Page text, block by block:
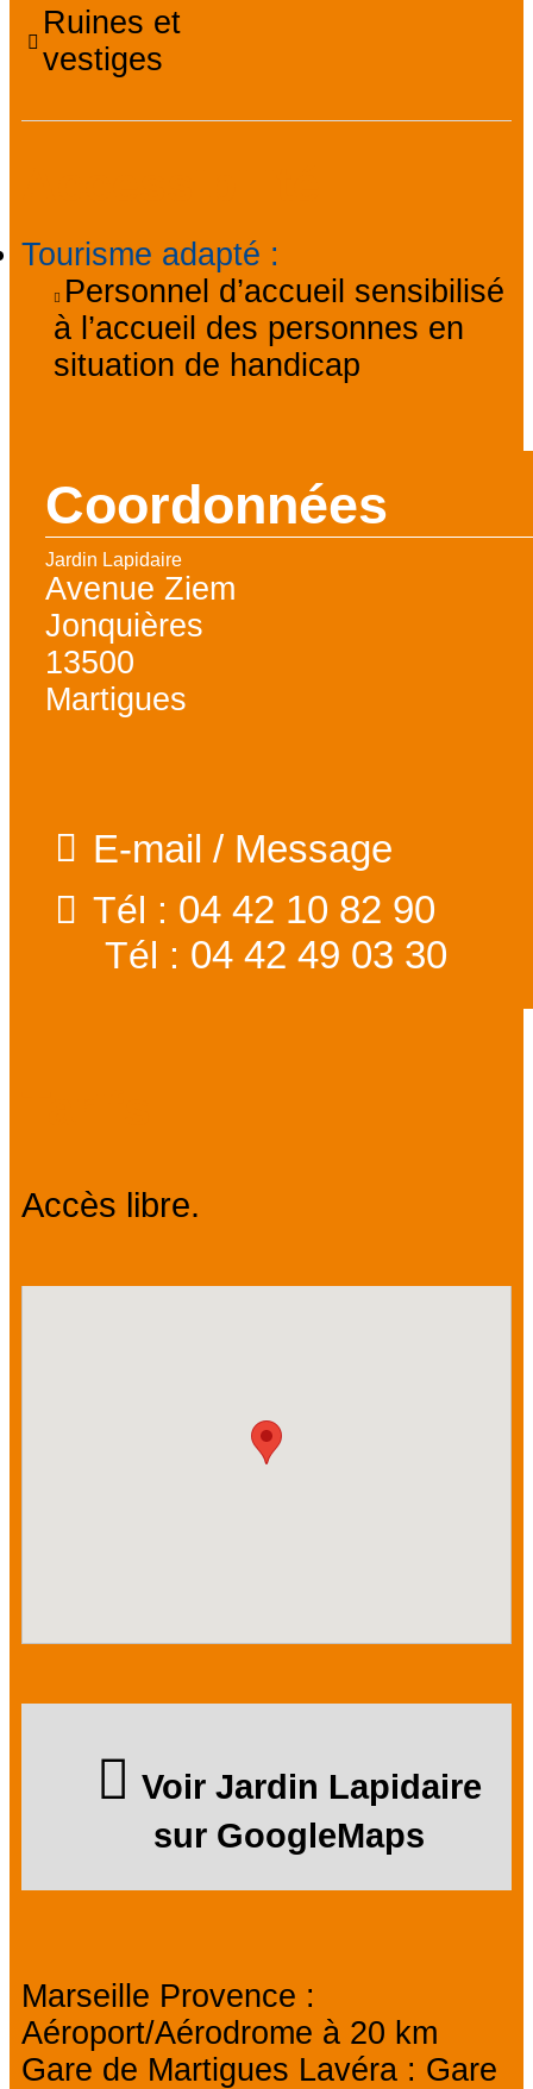
Ruines et
vestiges
Tourisme adapté :
Personnel d’accueil sensibilisé
à l’accueil des personnes en
situation de handicap
Coordonnées
Jardin Lapidaire
Avenue Ziem
Jonquières
13500
Martigues
E-mail / Message
Tél : 04 42 10 82 90
Tél : 04 42 49 03 30
Accès libre.
Voir Jardin Lapidaire
sur GoogleMaps
Marseille Provence :
Aéroport/Aérodrome à 20 km
Gare de Martigues Lavéra : Gare